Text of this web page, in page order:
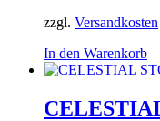
zzgl. Versandkosten
In den Warenkorb